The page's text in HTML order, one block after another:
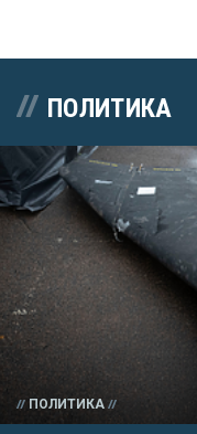
ПОЛИТИКА
ПОЛИТИКА